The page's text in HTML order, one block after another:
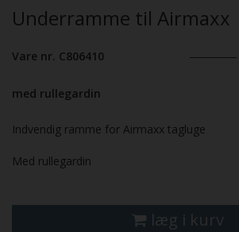
Underramme til Airmaxx
Vare nr. C806410
med rullegardin
Indvendig ramme for Airmaxx tagluge
Med rullegardin
læg i kurv